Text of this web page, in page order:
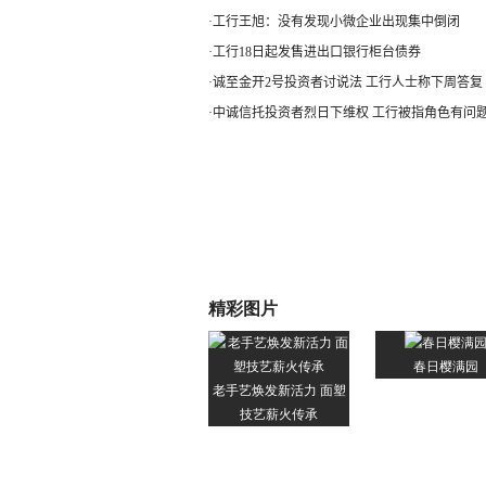
·工行王旭：没有发现小微企业出现集中倒闭
·工行18日起发售进出口银行柜台债券
·诚至金开2号投资者讨说法 工行人士称下周答复
·中诚信托投资者烈日下维权 工行被指角色有问